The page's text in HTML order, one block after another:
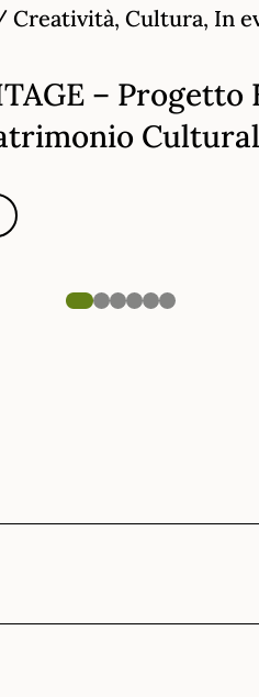
Creatività, Cultura, In
– Progetto